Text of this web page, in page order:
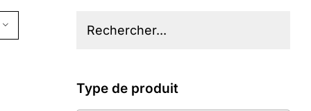
Type de produit